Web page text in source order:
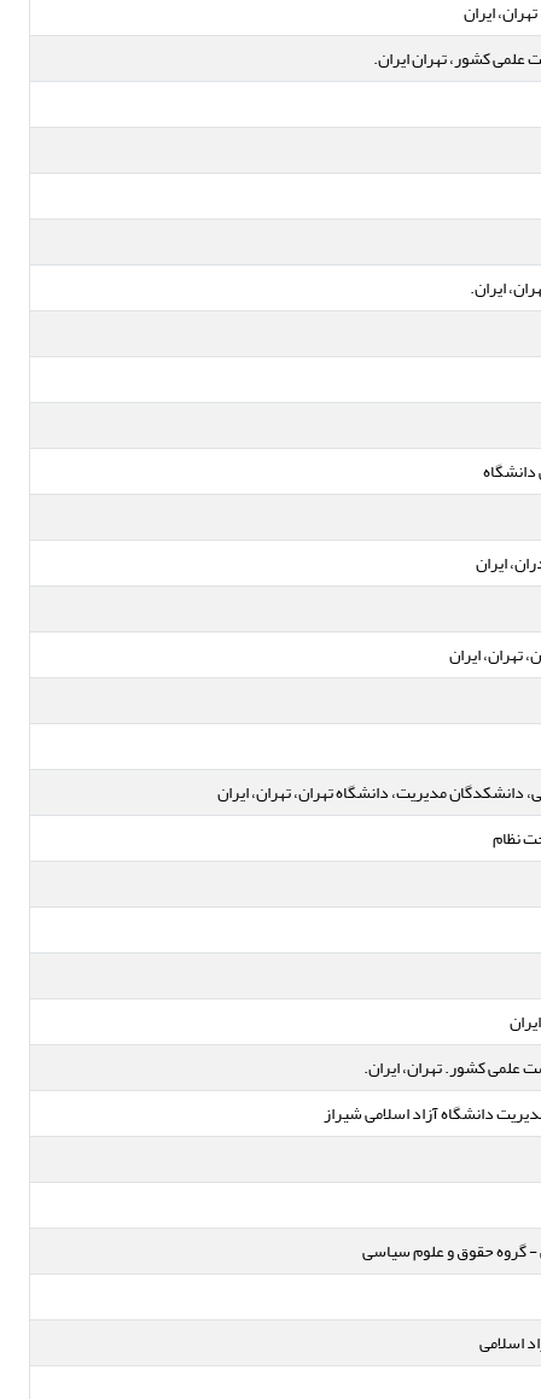
ایران
کشور، تهران ایران.
ایران.
ایران
ایران
مدیریت، دانشگاه تهران، تهران، ایران
نظام
کشور. تهران، ایران.
دانشگاه آزاد اسلامی شیراز
- گروه حقوق و علوم سیاسی
اسلامی